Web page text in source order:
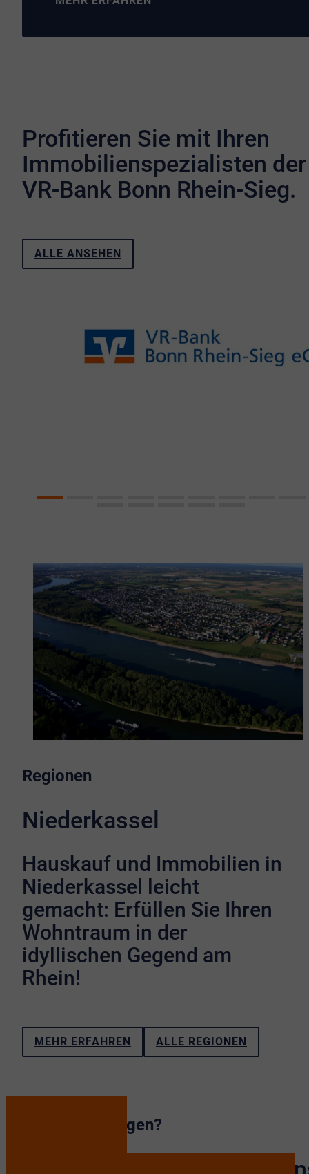
Profitieren Sie mit Ihren
Immobilienspezialisten der
VR-Bank Bonn Rhein-Sieg.
ALLE ANSEHEN
Regionen
Niederkassel
Hauskauf und Immobilien in
Niederkassel leicht
gemacht: Erfüllen Sie Ihren
Wohntraum in der
idyllischen Gegend am
Rhein!
MEHR ERFAHREN ALLE REGIONEN
Haben Sie Fragen?